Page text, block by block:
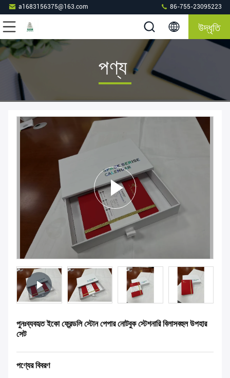
a1683156375@163.com 86-755-23095223
উদ্ধৃতি
পণ্য
পুনঃব্যবহৃত ইকো ফ্রেন্ডলি স্টোন পেপার নোটবুক স্টেশনারি বিলাসবহুল উপহার
সেট
পণ্যের বিবরণ